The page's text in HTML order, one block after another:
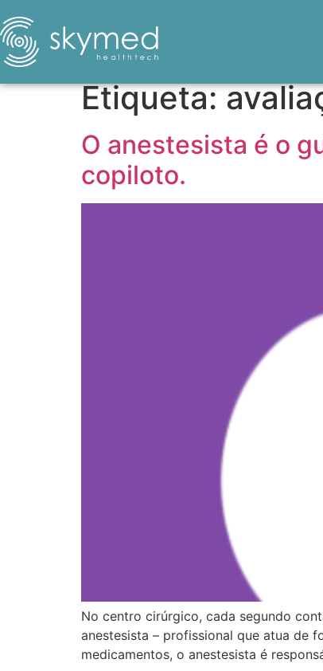
Etiqueta:
O anestesista é o
copiloto.
No centro cirúrgico, cada segundo
anestesista – profissional que atua de
medicamentos, o anestesista é